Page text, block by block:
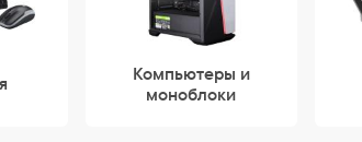
Компьютеры и
моноблоки